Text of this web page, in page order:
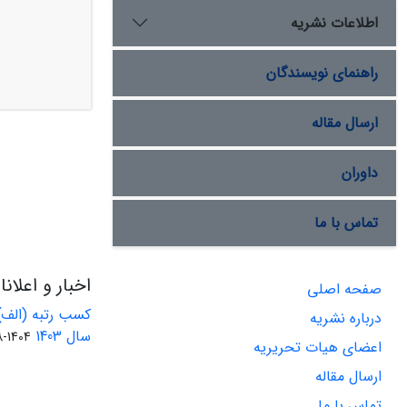
اطلاعات نشریه
راهنمای نویسندگان
ارسال مقاله
داوران
تماس با ما
صفحه اصلی
درباره نشریه
اعضای هیات تحریریه
ارسال مقاله
اخبار و
کسب رتبه
سال 1403
1404-08-01